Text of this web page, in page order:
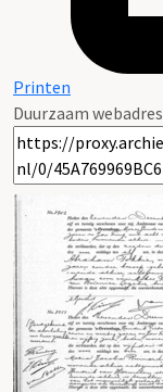
Printen
Duurzaam webadres